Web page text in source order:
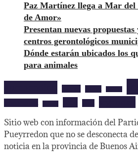
Paz Martínez llega a Mar del
de Amor»
Presentan nuevas
centros gerontológicos
Dónde estarán ubicados los
para animales
Sitio web con información del
Pueyrredon que no se desconecta
noticia en la provincia de Buenos